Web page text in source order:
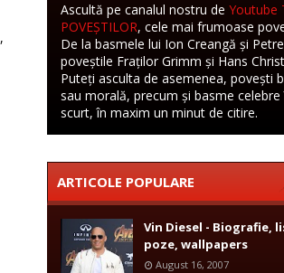
,
Ascultă pe canalul nostru de Youtube
POVEȘTILOR, cele mai frumoase
De la basmele lui Ion Creangă și
poveștile Fraților Grimm și Hans
Puteți asculta de asemenea, povești
sau morală, precum și basme
scurt, în maxim un minut de citire.
ARTICOLE POPULARE
Vin Diesel - Biografie,
poze, wallpapers
August 16, 2007